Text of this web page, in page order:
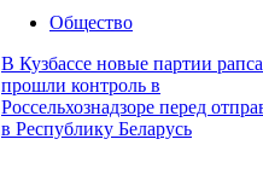
Общество
В Кузбассе новые партии рапса
прошли контроль в
Россельхознадзоре перед
в Республику Беларусь